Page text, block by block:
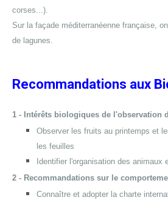
corses...).
Sur la façade méditerranéenne française,
de lagunes.
Recommandations aux
1 - Intérêts biologiques de l'observation
Observer les fruits au printemps et
les feuilles
Identifier l'organisation des animaux
2 - Recommandations sur le
Connaître et adopter la charte